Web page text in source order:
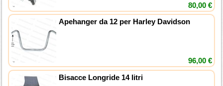
80,00 €
Apehanger da 12 per Harley Davidson
96,00 €
Bisacce Longride 14 litri